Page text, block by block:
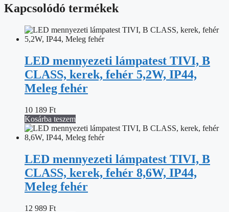
Kapcsolódó termékek
LED mennyezeti lámpatest TIVI, B
CLASS, kerek, fehér 5,2W, IP44,
Meleg fehér
10 189 Ft
Kosárba teszem
LED mennyezeti lámpatest TIVI, B
CLASS, kerek, fehér 8,6W, IP44,
Meleg fehér
12 989 Ft